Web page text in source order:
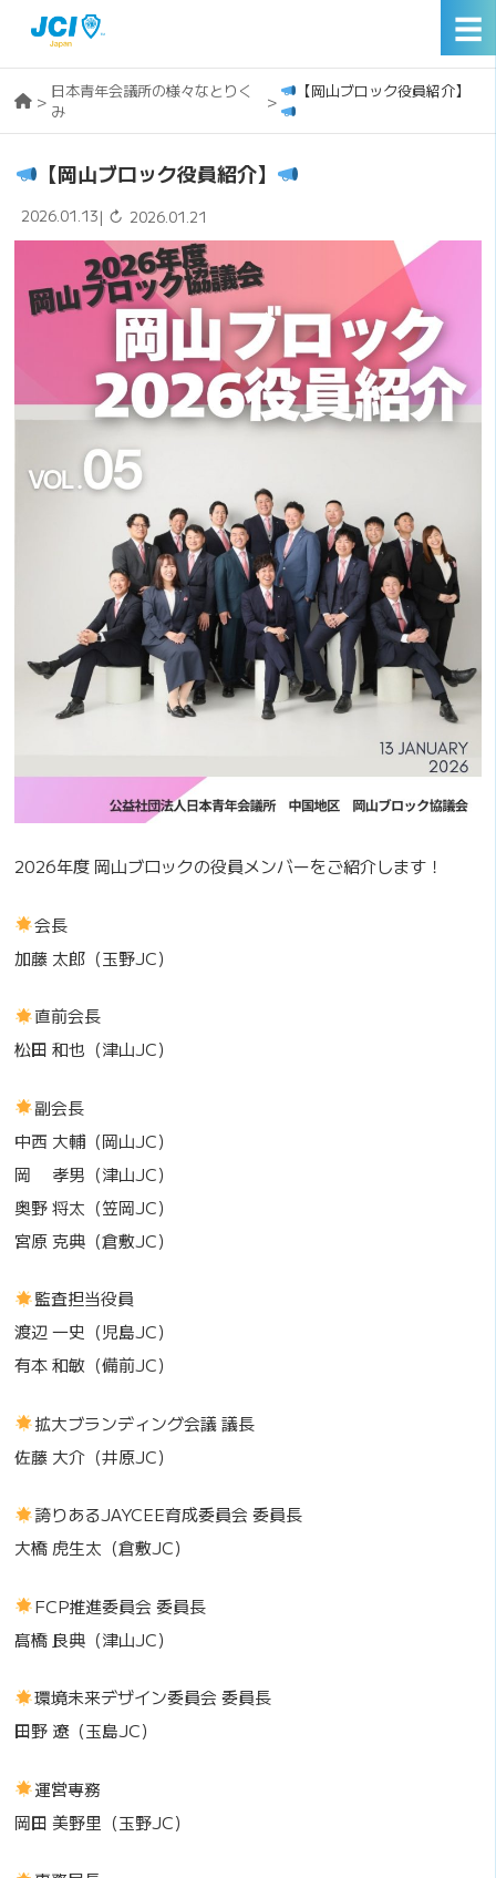
☰
> 日本青年会議所の様々なとりく
み
> 【岡山ブロック役員紹介】
【岡山ブロック役員紹介】
2026.01.13| ↻ 2026.01.21
2026年度 岡山ブロックの役員メンバーをご紹介します！
会長
加藤 太郎（玉野JC）
直前会長
松田 和也（津山JC）
副会長
中西 大輔（岡山JC）
岡 孝男（津山JC）
奥野 将太（笠岡JC）
宮原 克典（倉敷JC）
監査担当役員
渡辺 一史（児島JC）
有本 和敏（備前JC）
拡大ブランディング会議 議長
佐藤 大介（井原JC）
誇りあるJAYCEE育成委員会 委員長
大橋 虎生太（倉敷JC）
FCP推進委員会 委員長
髙橋 良典（津山JC）
環境未来デザイン委員会 委員長
田野 遼（玉島JC）
運営専務
岡田 美野里（玉野JC）